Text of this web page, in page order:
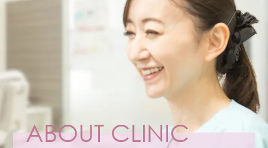
#東区予防歯科
#札幌矯正歯科
#ママとこどものはいしゃさ
ん
#インビザライン
#プレオルソ
#ママ
ABOUT CLINIC